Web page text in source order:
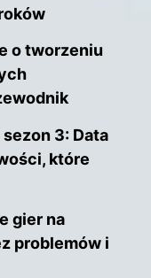
o tworzeniu
3: Data
które
gier na
problemów i